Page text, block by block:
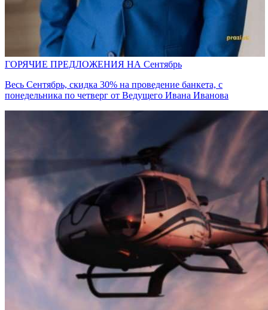
ГОРЯЧИЕ ПРЕДЛОЖЕНИЯ НА Сентябрь
Весь Сентябрь, скидка 30% на проведение банкета, с
понедельника по четверг от Ведущего Ивана Иванова